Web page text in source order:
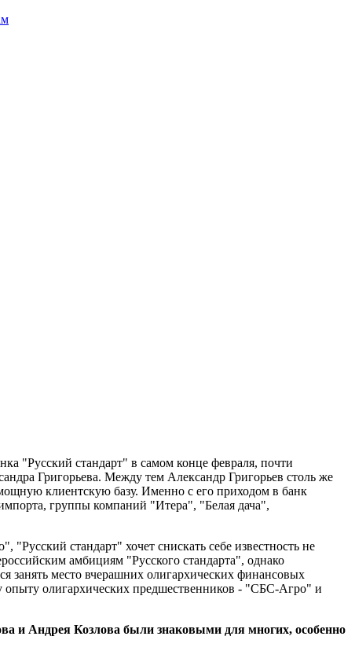
"Русский стандарт" в самом конце февраля, почти
Григорьева. Между тем Александр Григорьев столь же
клиентскую базу. Именно с его приходом в банк
группы компаний "Итера", "Белая дача",
стандарт" хочет снискать себе известность не
амбициям "Русского стандарта", однако
занять место вчерашних олигархических финансовых
опыту олигархических предшественников - "СБС-Агро" и
и Андрея Козлова были знаковыми для многих, особенно